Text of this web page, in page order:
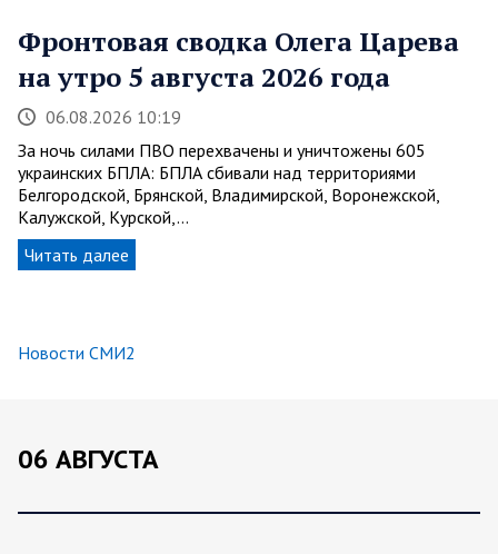
Фронтовая сводка Олега Царева
на утро 5 августа 2026 года
06.08.2026 10:19
За ночь силами ПВО перехвачены и уничтожены 605
украинских БПЛА: БПЛА сбивали над территориями
Белгородской, Брянской, Владимирской, Воронежской,
Калужской, Курской,…
Читать далее
Новости СМИ2
06 АВГУСТА